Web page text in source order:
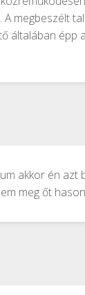
megbeszélt
épp
akkor én
meg őt